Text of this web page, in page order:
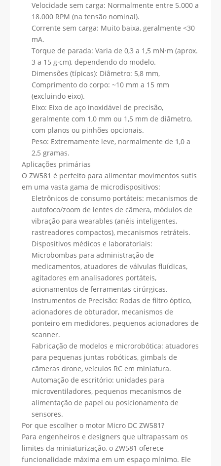
Velocidade sem carga: Normalmente entre 5.000 a
18.000 RPM (na tensão nominal).
Corrente sem carga: Muito baixa, geralmente <30
mA.
Torque de parada: Varia de 0,3 a 1,5 mN·m (aprox.
3 a 15 g·cm), dependendo do modelo.
Dimensões (típicas): Diâmetro: 5,8 mm,
Comprimento do corpo: ~10 mm a 15 mm
(excluindo eixo).
Eixo: Eixo de aço inoxidável de precisão,
geralmente com 1,0 mm ou 1,5 mm de diâmetro,
com planos ou pinhões opcionais.
Peso: Extremamente leve, normalmente de 1,0 a
2,5 gramas.
Aplicações primárias
O ZW581 é perfeito para alimentar movimentos sutis
em uma vasta gama de microdispositivos:
Eletrônicos de consumo portáteis: mecanismos de
autofoco/zoom de lentes de câmera, módulos de
vibração para wearables (anéis inteligentes,
rastreadores compactos), mecanismos retráteis.
Dispositivos médicos e laboratoriais:
Microbombas para administração de
medicamentos, atuadores de válvulas fluídicas,
agitadores em analisadores portáteis,
acionamentos de ferramentas cirúrgicas.
Instrumentos de Precisão: Rodas de filtro óptico,
acionadores de obturador, mecanismos de
ponteiro em medidores, pequenos acionadores de
scanner.
Fabricação de modelos e microrobótica: atuadores
para pequenas juntas robóticas, gimbals de
câmeras drone, veículos RC em miniatura.
Automação de escritório: unidades para
microventiladores, pequenos mecanismos de
alimentação de papel ou posicionamento de
sensores.
Por que escolher o motor Micro DC ZW581?
Para engenheiros e designers que ultrapassam os
limites da miniaturização, o ZW581 oferece
funcionalidade máxima em um espaço mínimo. Ele